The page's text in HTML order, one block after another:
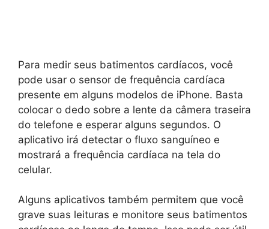
Para medir seus batimentos cardíacos, você
pode usar o sensor de frequência cardíaca
presente em alguns modelos de iPhone. Basta
colocar o dedo sobre a lente da câmera traseira
do telefone e esperar alguns segundos. O
aplicativo irá detectar o fluxo sanguíneo e
mostrará a frequência cardíaca na tela do
celular.
Alguns aplicativos também permitem que você
grave suas leituras e monitore seus batimentos